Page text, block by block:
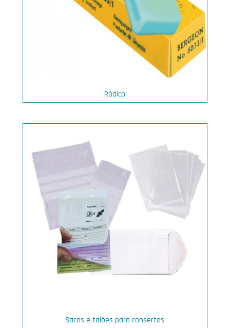
Ródico
Sacos e talões para consertos